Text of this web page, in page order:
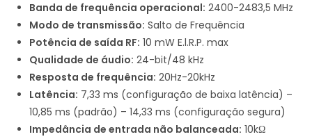
Banda de frequência operacional: 2400-2483,5 MHz
Modo de transmissão: Salto de Frequência
Potência de saída RF: 10 mW E.l.R.P. max
Qualidade de áudio: 24-bit/48 kHz
Resposta de frequência: 20Hz-20kHz
Latência: 7,33 ms (configuração de baixa latência) –
10,85 ms (padrão) – 14,33 ms (configuração segura)
Impedância de entrada não balanceada: 10kΩ